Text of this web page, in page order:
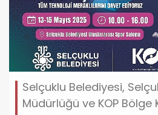
Selçuklu Belediyesi,
Müdürlüğü ve KOP Bölge